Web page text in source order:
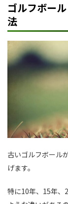
ゴルフボー
法
古いゴルフボール
げます。
特に10年、15年、